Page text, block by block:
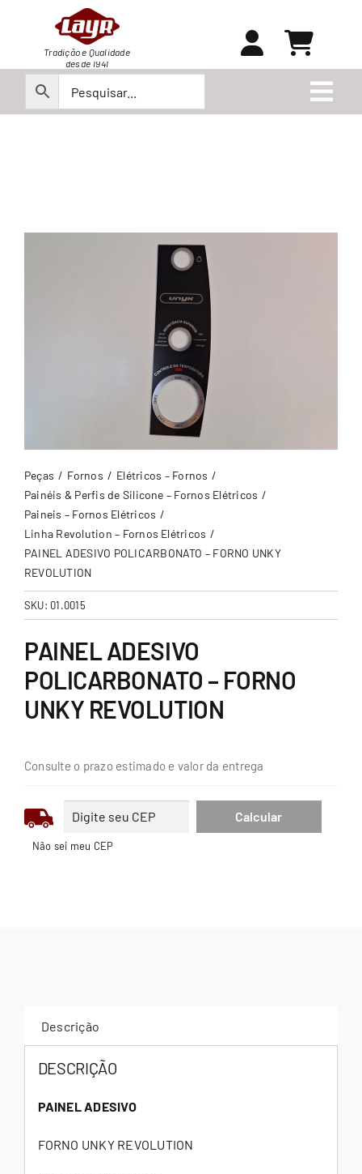
conteúdo
Tradição e Qualidade
desde 1941
Peças Fornos
Elétricos – Fornos
Painéis & Perfis de Silicone – Fornos Elétricos
Paineis – Fornos Elétricos
Linha Revolution – Fornos Elétricos
PAINEL ADESIVO POLICARBONATO – FORNO UNKY
REVOLUTION
SKU: 01.0015
PAINEL ADESIVO
POLICARBONATO – FORNO
UNKY REVOLUTION
Consulte o prazo estimado e valor da entrega
Não sei meu CEP
Descrição
DESCRIÇÃO
PAINEL ADESIVO
FORNO UNKY REVOLUTION